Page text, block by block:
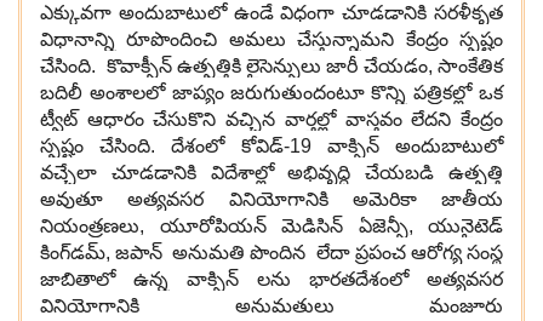
ఎక్కువగా అందుబాటులో ఉండే విధంగా చూడడానికి సరళీకృత
విధానాన్ని రూపొందించి అమలు చేస్తున్నామని కేంద్రం స్పష్టం
చేసింది. కొవాక్సీన్ ఉత్పత్తికి లైసెన్సులు జారీ చేయడం, సాంకేతిక
బదిలీ అంశాలలో జాప్యం జరుగుతుందంటూ కొన్ని పత్రికల్లో ఒక
ట్వీట్ ఆధారం చేసుకొని వచ్చిన వార్తల్లో వాస్తవం లేదని కేంద్రం
స్పష్టం చేసింది. దేశంలో కోవిడ్-19 వాక్సిన్ అందుబాటులో
వచ్చేలా చూడడానికి విదేశాల్లో అభివృద్ధి చేయబడి ఉత్పత్తి
అవుతూ అత్యవసర వినియోగానికి అమెరికా జాతీయ
నియంత్రణలు, యూరోపియన్ మెడిసిన్ ఏజెన్సీ, యునైటెడ్
కింగ్‌డమ్, జపాన్ అనుమతి పొందిన లేదా ప్రపంచ ఆరోగ్య సంస్థ
జాబితాలో ఉన్న వాక్సిన్ లను భారతదేశంలో అత్యవసర
వినియోగానికి అనుమతులు మంజూరు